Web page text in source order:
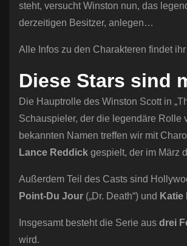
steht, versucht Winston nun, das
derzeitigen Besitzer, anlegen…
Alle Infos zu den Charakteren findet ihr
Diese Stars sind
Die Hauptrolle des Winston Scott in
Schauspieler, der die legendäre Rolle
bekannten Namen treffen wir mit
Lance Reddick gespielt, der im März
Außerdem Teil des Casts sind
Point-Du Jour („Dr. Death“) und Katie
Insgesamt besteht die Serie aus drei
wird.